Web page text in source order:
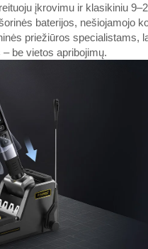
įkrovimu ir klasikiniu
baterijos, nešiojamojo
priežiūros specialistams,
be vietos apribojimų.